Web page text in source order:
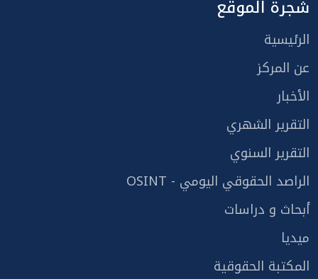
شجرة الموقع
الرئيسية
عن المركز
الأخبار
التقرير الشهري
التقرير السنوي
الراصد الحقوقي اليومي - OSINT
أبحاث و دراسات
ميديا
المكتبة الحقوقية